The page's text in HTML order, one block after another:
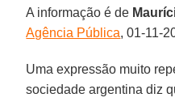
A informação é de
Agência Pública, 01-11-
Uma expressão muito
sociedade argentina diz